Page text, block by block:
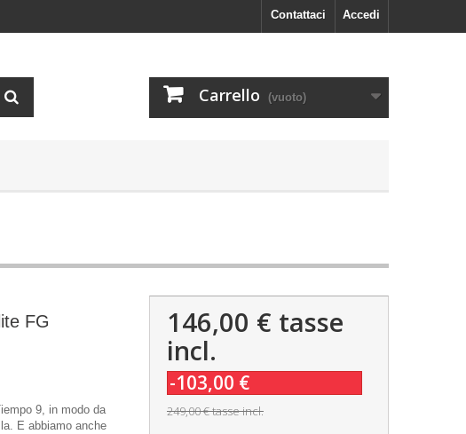
Accedi
Contattaci
Carrello (vuoto)
FG
9, in modo da
E abbiamo anche
146,00 € tasse
incl.
-103,00 €
249,00 €tasse incl.